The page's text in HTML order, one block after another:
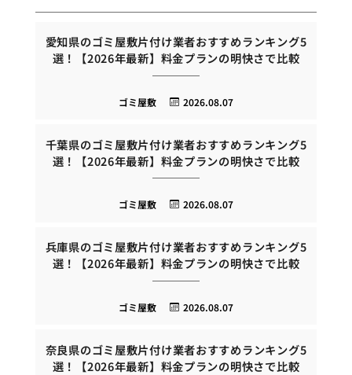
愛知県のゴミ屋敷片付け業者おすすめランキング5
選！【2026年最新】料金プランの明快さで比較
2026.08.07
ゴミ屋敷
千葉県のゴミ屋敷片付け業者おすすめランキング5
選！【2026年最新】料金プランの明快さで比較
2026.08.07
ゴミ屋敷
兵庫県のゴミ屋敷片付け業者おすすめランキング5
選！【2026年最新】料金プランの明快さで比較
2026.08.07
ゴミ屋敷
奈良県のゴミ屋敷片付け業者おすすめランキング5
選！【2026年最新】料金プランの明快さで比較